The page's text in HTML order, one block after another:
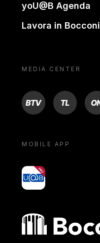
yoU@B Agenda
Lavora in Bocconi
MEDIA CENTER
BTV TL ON
MOBILE APP
yoU@B
Bocconi shop